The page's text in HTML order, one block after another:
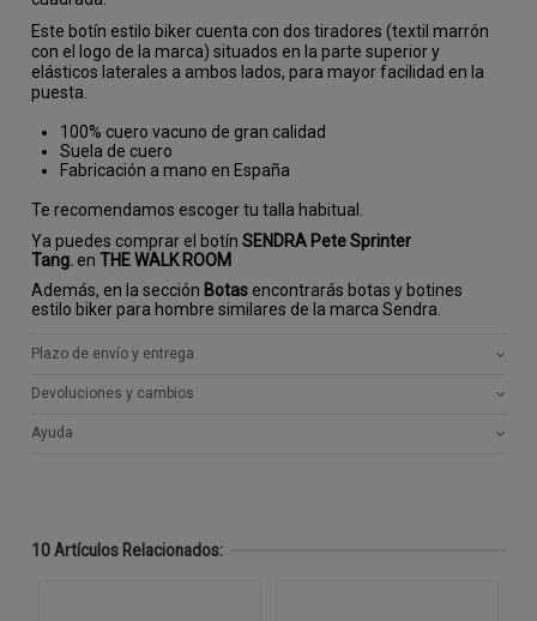
Este botín estilo biker cuenta con dos tiradores (textil marrón
con el logo de la marca) situados en la parte superior y
elásticos laterales a ambos lados, para mayor facilidad en la
puesta.
100% cuero vacuno de gran calidad
Suela de cuero
Fabricación a mano en España
Te recomendamos escoger tu talla habitual.
Ya puedes comprar el botínSENDRA Pete Sprinter
Tang. enTHE WALK ROOM
Además, en la sección Botas encontrarás botas y botines
estilo biker para hombre similares de la marca Sendra.
Plazo de envío y entrega
Devoluciones y cambios
Ayuda
10 Artículos Relacionados: